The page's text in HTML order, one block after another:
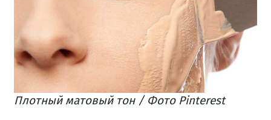
Плотный матовый тон / Фото Pinterest